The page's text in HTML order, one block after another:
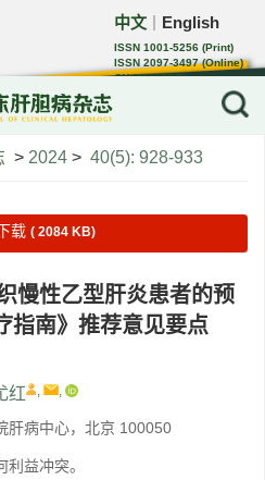
中文 English
ISSN 1001-5256 (Print)
ISSN 2097-3497 (Online)
CN 22-1108/R
> 2024 > 40(5): 928-933
载 ( 2084 KB)
慢性乙型肝炎患者的预
指南》推荐意见要点
红 , ,
肝病中心，北京 100050
益冲突。